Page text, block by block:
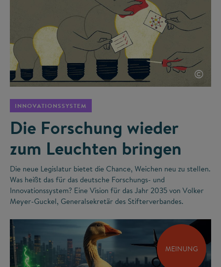
©
INNOVATIONSSYSTEM
Die Forschung wieder
zum Leuchten bringen
Die neue Legislatur bietet die Chance, Weichen neu zu stellen.
Was heißt das für das deutsche Forschungs- und
Innovationssystem? Eine Vision für das Jahr 2035 von Volker
Meyer-Guckel, Generalsekretär des Stifterverbandes.
MEINUNG